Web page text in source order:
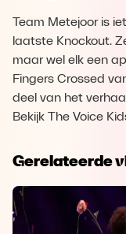
Team Metejoor is
laatste Knockout.
maar wel elk een
Fingers Crossed
deel van het
Bekijk The Voice
Gerelateerde